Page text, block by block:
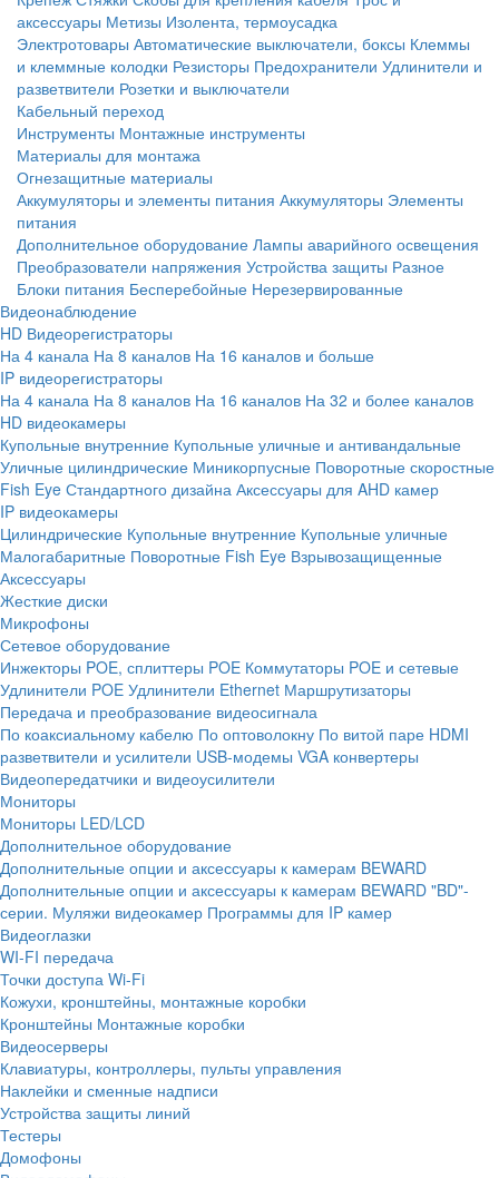
аксессуары Метизы Изолента, термоусадка
Электротовары Автоматические выключатели, боксы Клеммы
и клеммные колодки Резисторы Предохранители Удлинители и
разветвители Розетки и выключатели
Кабельный переход
Инструменты Монтажные инструменты
Материалы для монтажа
Огнезащитные материалы
Аккумуляторы и элементы питания Аккумуляторы Элементы
питания
Дополнительное оборудование Лампы аварийного освещения
Преобразователи напряжения Устройства защиты Разное
Блоки питания Бесперебойные Нерезервированные
Видеонаблюдение
HD Видеорегистраторы
На 4 канала На 8 каналов На 16 каналов и больше
IP видеорегистраторы
На 4 канала На 8 каналов На 16 каналов На 32 и более каналов
HD видеокамеры
Купольные внутренние Купольные уличные и антивандальные
Уличные цилиндрические Миникорпусные Поворотные скоростные
Fish Eye Стандартного дизайна Аксессуары для AHD камер
IP видеокамеры
Цилиндрические Купольные внутренние Купольные уличные
Малогабаритные Поворотные Fish Eye Взрывозащищенные
Аксессуары
Жесткие диски
Микрофоны
Сетевое оборудование
Инжекторы POE, сплиттеры POE Коммутаторы POE и сетевые
Удлинители POE Удлинители Ethernet Маршрутизаторы
Передача и преобразование видеосигнала
По коаксиальному кабелю По оптоволокну По витой паре HDMI
разветвители и усилители USB-модемы VGA конвертеры
Видеопередатчики и видеоусилители
Мониторы
Мониторы LED/LCD
Дополнительное оборудование
Дополнительные опции и аксессуары к камерам BEWARD
Дополнительные опции и аксессуары к камерам BEWARD "BD"-
серии. Муляжи видеокамер Программы для IP камер
Видеоглазки
WI-FI передача
Точки доступа Wi-Fi
Кожухи, кронштейны, монтажные коробки
Кронштейны Монтажные коробки
Видеосерверы
Клавиатуры, контроллеры, пульты управления
Наклейки и сменные надписи
Устройства защиты линий
Тестеры
Домофоны